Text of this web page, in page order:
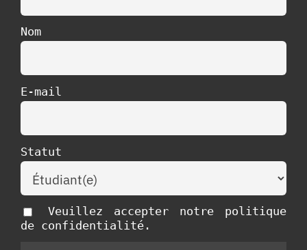
Nom
E-mail
Statut
Veuillez accepter notre politique
de confidentialité.